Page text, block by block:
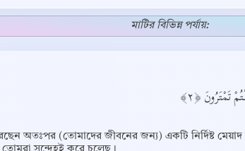
মাটির বিভিন্ন পর্যায়:
﴿٢﴾
অতঃপর (তোমাদের জীবনের জন্য) একটি নির্দিষ্ট